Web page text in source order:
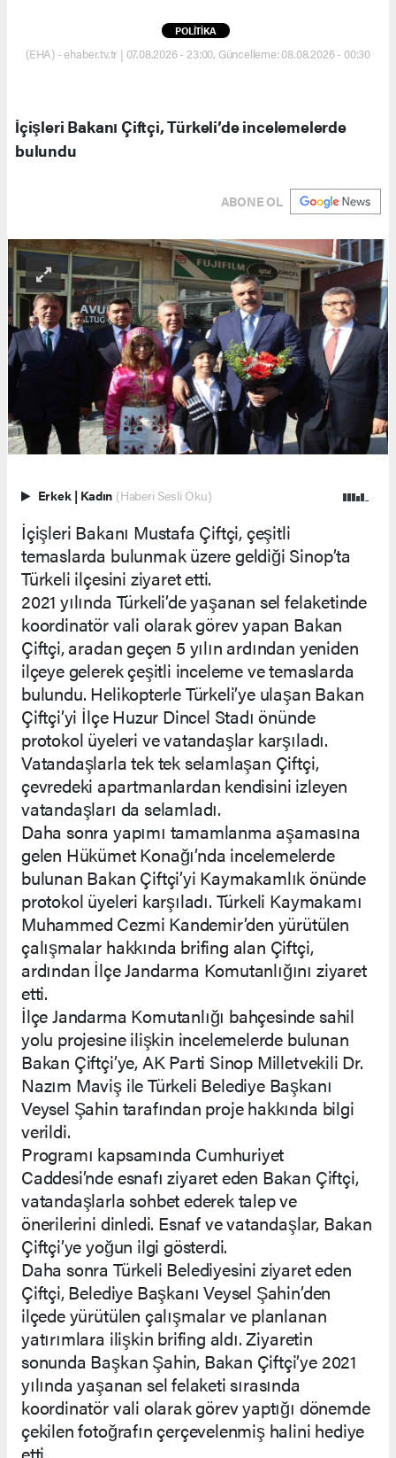
POLİTİKA
(EHA) - ehaber.tv.tr | 07.08.2026 - 23:00, Güncelleme: 08.08.2026 - 00:30
İçişleri Bakanı Çiftçi, Türkeli’de incelemelerde
bulundu
ABONE OL
Erkek | Kadın (Haberi Sesli Oku)
İçişleri Bakanı Mustafa Çiftçi, çeşitli
temaslarda bulunmak üzere geldiği Sinop’ta
Türkeli ilçesini ziyaret etti.
2021 yılında Türkeli’de yaşanan sel felaketinde
koordinatör vali olarak görev yapan Bakan
Çiftçi, aradan geçen 5 yılın ardından yeniden
ilçeye gelerek çeşitli inceleme ve temaslarda
bulundu. Helikopterle Türkeli’ye ulaşan Bakan
Çiftçi’yi İlçe Huzur Dincel Stadı önünde
protokol üyeleri ve vatandaşlar karşıladı.
Vatandaşlarla tek tek selamlaşan Çiftçi,
çevredeki apartmanlardan kendisini izleyen
vatandaşları da selamladı.
Daha sonra yapımı tamamlanma aşamasına
gelen Hükümet Konağı’nda incelemelerde
bulunan Bakan Çiftçi’yi Kaymakamlık önünde
protokol üyeleri karşıladı. Türkeli Kaymakamı
Muhammed Cezmi Kandemir’den yürütülen
çalışmalar hakkında brifing alan Çiftçi,
ardından İlçe Jandarma Komutanlığını ziyaret
etti.
İlçe Jandarma Komutanlığı bahçesinde sahil
yolu projesine ilişkin incelemelerde bulunan
Bakan Çiftçi’ye, AK Parti Sinop Milletvekili Dr.
Nazım Maviş ile Türkeli Belediye Başkanı
Veysel Şahin tarafından proje hakkında bilgi
verildi.
Programı kapsamında Cumhuriyet
Caddesi’nde esnafı ziyaret eden Bakan Çiftçi,
vatandaşlarla sohbet ederek talep ve
önerilerini dinledi. Esnaf ve vatandaşlar, Bakan
Çiftçi’ye yoğun ilgi gösterdi.
Daha sonra Türkeli Belediyesini ziyaret eden
Çiftçi, Belediye Başkanı Veysel Şahin’den
ilçede yürütülen çalışmalar ve planlanan
yatırımlara ilişkin brifing aldı. Ziyaretin
sonunda Başkan Şahin, Bakan Çiftçi’ye 2021
yılında yaşanan sel felaketi sırasında
koordinatör vali olarak görev yaptığı dönemde
çekilen fotoğrafın çerçevelenmiş halini hediye
etti.